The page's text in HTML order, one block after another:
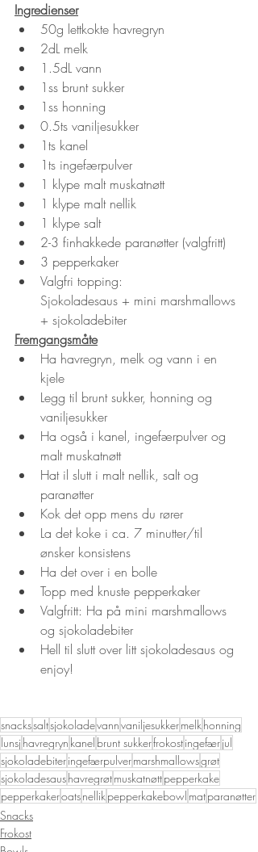
Ingredienser
50g lettkokte havregryn
2dL melk
1.5dL vann
1ss brunt sukker
1ss honning
0.5ts vaniljesukker
1ts kanel
1ts ingefærpulver
1 klype malt muskatnøtt
1 klype malt nellik
1 klype salt
2-3 finhakkede paranøtter (valgfritt)
3 pepperkaker
Valgfri topping:
Sjokoladesaus + mini marshmallows
+ sjokoladebiter
Fremgangsmåte
Ha havregryn, melk og vann i en
kjele
Legg til brunt sukker, honning og
vaniljesukker
Ha også i kanel, ingefærpulver og
malt muskatnøtt
Hat il slutt i malt nellik, salt og
paranøtter
Kok det opp mens du rører
La det koke i ca. 7 minutter/til
ønsker konsistens
Ha det over i en bolle
Topp med knuste pepperkaker
Valgfritt: Ha på mini marshmallows
og sjokoladebiter
Hell til slutt over litt sjokoladesaus og
enjoy!
snackssaltsjokoladevannvaniljesukkermelkhonning
lunsj havregryn kanel brunt sukkerfrokostingefærjul
sjokoladebiteringefærpulvermarshmallowsgrøt
sjokoladesaushavregrøtmuskatnøttpepperkake
pepperkakeroatsnellikpepperkakebowl matparanøtter
Snacks
Frokost